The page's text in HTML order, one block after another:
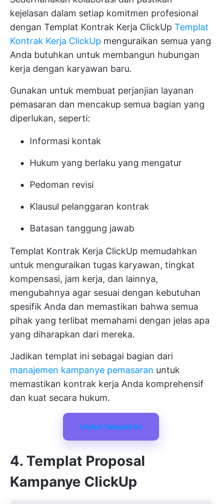
kejelasan dalam setiap komitmen profesional
dengan Templat Kontrak Kerja ClickUp Templat
Kontrak Kerja ClickUp menguraikan semua yang
Anda butuhkan untuk membangun hubungan
kerja dengan karyawan baru.
Gunakan untuk membuat perjanjian layanan
pemasaran dan mencakup semua bagian yang
diperlukan, seperti:
Informasi kontak
Hukum yang berlaku yang mengatur
Pedoman revisi
Klausul pelanggaran kontrak
Batasan tanggung jawab
Templat Kontrak Kerja ClickUp memudahkan
untuk menguraikan tugas karyawan, tingkat
kompensasi, jam kerja, dan lainnya,
mengubahnya agar sesuai dengan kebutuhan
spesifik Anda dan memastikan bahwa semua
pihak yang terlibat memahami dengan jelas apa
yang diharapkan dari mereka.
Jadikan templat ini sebagai bagian dari
manajemen kampanye pemasaran untuk
memastikan kontrak kerja Anda komprehensif
dan kuat secara hukum.
Unduh Templat Ini
4. Templat Proposal
Kampanye ClickUp